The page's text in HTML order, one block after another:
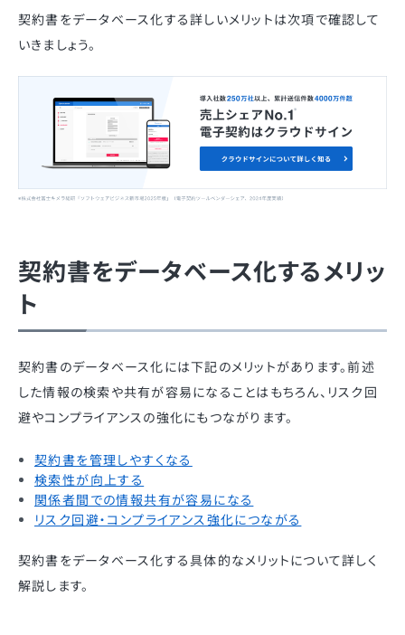
契約書をデータベース化する詳しいメリットは次項で確認して
いきましょう。
契約書をデータベース化するメリッ
ト
契約書のデータベース化には下記のメリットがあります。前述
した情報の検索や共有が容易になることはもちろん、リスク回
避やコンプライアンスの強化にもつながります。
契約書を管理しやすくなる
検索性が向上する
関係者間での情報共有が容易になる
リスク回避・コンプライアンス強化につながる
契約書をデータベース化する具体的なメリットについて詳しく
解説します。